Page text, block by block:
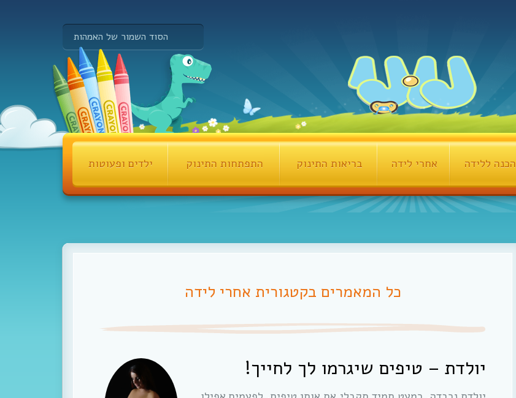
הסוד השמור של האמהות
הכנה ללידה אחרי לידה בריאות התינוק התפתחות התינוק ילדים ופעוטות
כל המאמרים בקטגורית אחרי לידה
יולדת – טיפים שיגרמו לך לחייך!